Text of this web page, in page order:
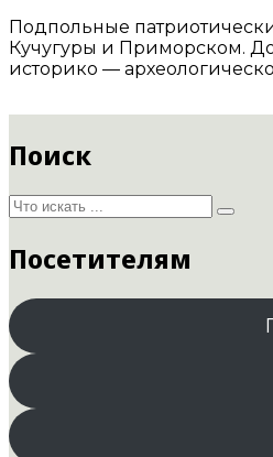
Подпольные
Кучугуры и Приморском.
историко —
Поиск
Посетителям